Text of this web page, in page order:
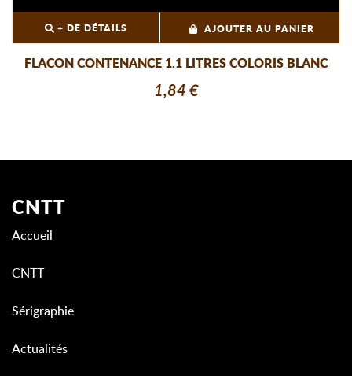
+ DE DÉTAILS AJOUTER AU PANIER
FLACON CONTENANCE 1.1 LITRES COLORIS BLANC
1,84 €
CNTT
Accueil
CNTT
Sérigraphie
Actualités